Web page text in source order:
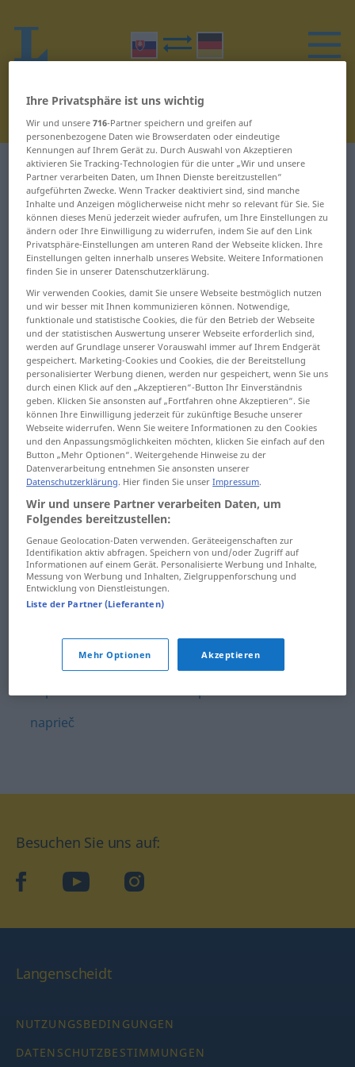
Slowakisch-Deutsch Wörterbuch N 7
Wörter auf Slowakisch, die mit N
beginnen – napokon ... napísať
napokon
napolo
napoludnie
napoly
napomenúť
napomáhať
napomôcť
naponáhlo
napospas
napravo
napredovať
naprieč
naproti
naprávať
naprázdno
napríklad
napuchnúť
napustiť
napádať
napájadlo
napätie
napínať
Besuchen Sie uns auf:
facebookYouTube Instagram
Langenscheidt
NUTZUNGSBEDINGUNGEN
DATENSCHUTZBESTIMMUNGEN
Ihre Privatsphäre ist uns wichtig
Wir und unsere716-Partner speichern und greifen auf
personenbezogene Daten wie Browserdaten oder eindeutige
Kennungen auf Ihrem Gerät zu. Durch Auswahl von Akzeptieren
aktivieren Sie Tracking-Technologien für die unter „Wir und unsere
Partner verarbeiten Daten, um Ihnen Dienste bereitzustellen“
aufgeführten Zwecke. Wenn Tracker deaktiviert sind, sind manche
Inhalte und Anzeigen möglicherweise nicht mehr so relevant für Sie. Sie
können dieses Menü jederzeit wieder aufrufen, um Ihre Einstellungen zu
ändern oder Ihre Einwilligung zu widerrufen, indem Sie auf den Link
Privatsphäre-Einstellungen am unteren Rand der Webseite klicken. Ihre
Einstellungen gelten innerhalb unseres Website. Weitere Informationen
finden Sie in unserer Datenschutzerklärung.
Wir verwenden Cookies, damit Sie unsere Webseite bestmöglich nutzen
und wir besser mit Ihnen kommunizieren können. Notwendige,
funktionale und statistische Cookies, die für den Betrieb der Webseite
und der statistischen Auswertung unserer Webseite erforderlich sind,
werden auf Grundlage unserer Vorauswahl immer auf Ihrem Endgerät
gespeichert. Marketing-Cookies und Cookies, die der Bereitstellung
personalisierter Werbung dienen, werden nur gespeichert, wenn Sie uns
durch einen Klick auf den „Akzeptieren“-Button Ihr Einverständnis
geben. Klicken Sie ansonsten auf „Fortfahren ohne Akzeptieren“. Sie
können Ihre Einwilligung jederzeit für zukünftige Besuche unserer
Webseite widerrufen. Wenn Sie weitere Informationen zu den Cookies
und den Anpassungsmöglichkeiten möchten, klicken Sie einfach auf den
Button „Mehr Optionen“. Weitergehende Hinweise zu der
Datenverarbeitung entnehmen Sie ansonsten unserer
Datenschutzerklärung. Hier finden Sie unserImpressum.
Wir und unsere Partner verarbeiten Daten, um
Folgendes bereitzustellen:
Genaue Geolocation-Daten verwenden. Geräteeigenschaften zur
Identifikation aktiv abfragen. Speichern von und/oder Zugriff auf
Informationen auf einem Gerät. Personalisierte Werbung und Inhalte,
Messung von Werbung und Inhalten, Zielgruppenforschung und
Entwicklung von Dienstleistungen.
Liste der Partner (Lieferanten)
Mehr Optionen Akzeptieren